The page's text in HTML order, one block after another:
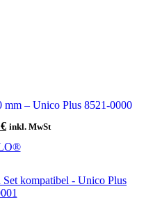
mm – Unico Plus 8521-0000
€Aktueller
ist:
inkl. MwSt